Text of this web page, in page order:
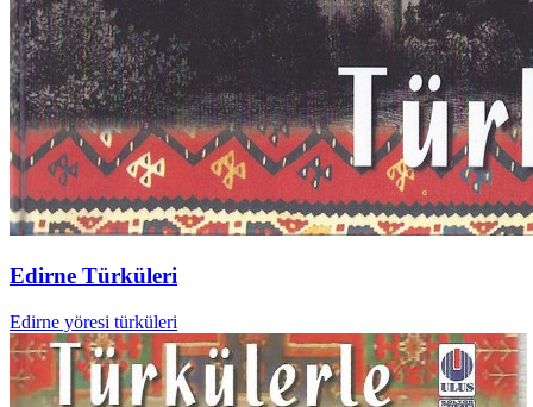
Edirne Türküleri
Edirne yöresi türküleri